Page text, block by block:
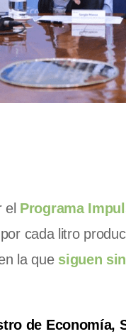
el Programa
por cada litro
la que siguen
de Economía,